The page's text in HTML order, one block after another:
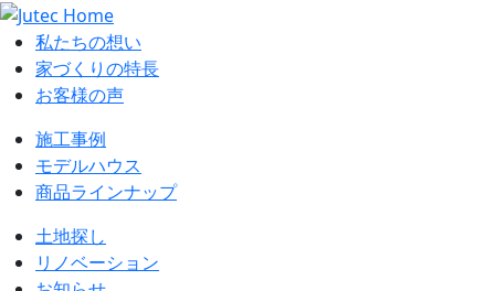
私たちの想い
家づくりの特長
お客様の声
施工事例
モデルハウス
商品ラインナップ
土地探し
リノベーション